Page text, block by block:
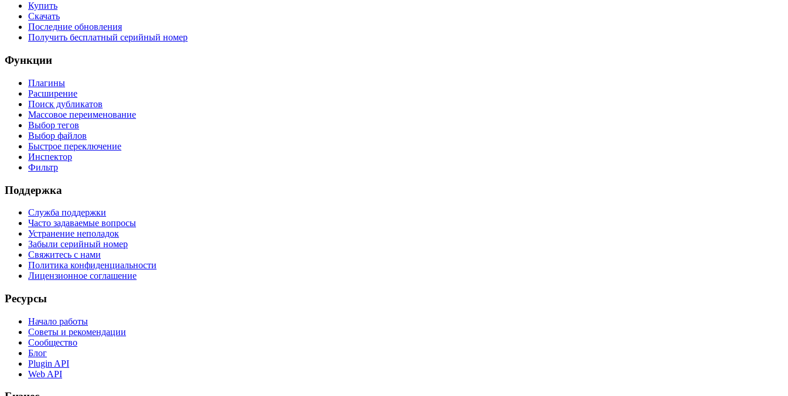
Купить
Скачать
Последние обновления
Получить бесплатный серийный номер
Функции
Плагины
Расширение
Поиск дубликатов
Массовое переименование
Выбор тегов
Выбор файлов
Быстрое переключение
Инспектор
Фильтр
Поддержка
Служба поддержки
Часто задаваемые вопросы
Устранение неполадок
Забыли серийный номер
Свяжитесь с нами
Политика конфиденциальности
Лицензионное соглашение
Ресурсы
Начало работы
Советы и рекомендации
Сообщество
Блог
Plugin API
Web API